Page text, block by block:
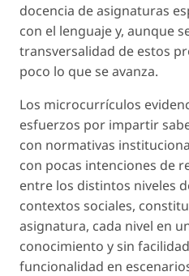
docencia de asignaturas
con el lenguaje y, aunque
transversalidad de estos
poco lo que se avanza.
Los microcurrículos
esfuerzos por impartir
con normativas
con pocas intenciones de
entre los distintos niveles
contextos sociales,
asignatura, cada nivel en
conocimiento y sin
funcionalidad en